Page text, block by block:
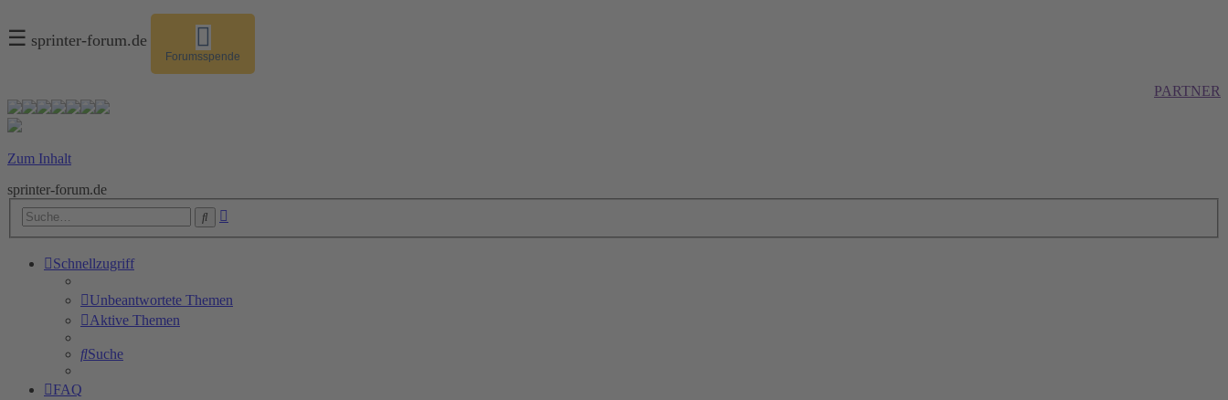
☰ sprinter-forum.de
Forumsspende
PARTNER
Zum Inhalt
sprinter-forum.de
Suche
Schnellzugriff
Unbeantwortete Themen
Aktive Themen
Suche
FAQ